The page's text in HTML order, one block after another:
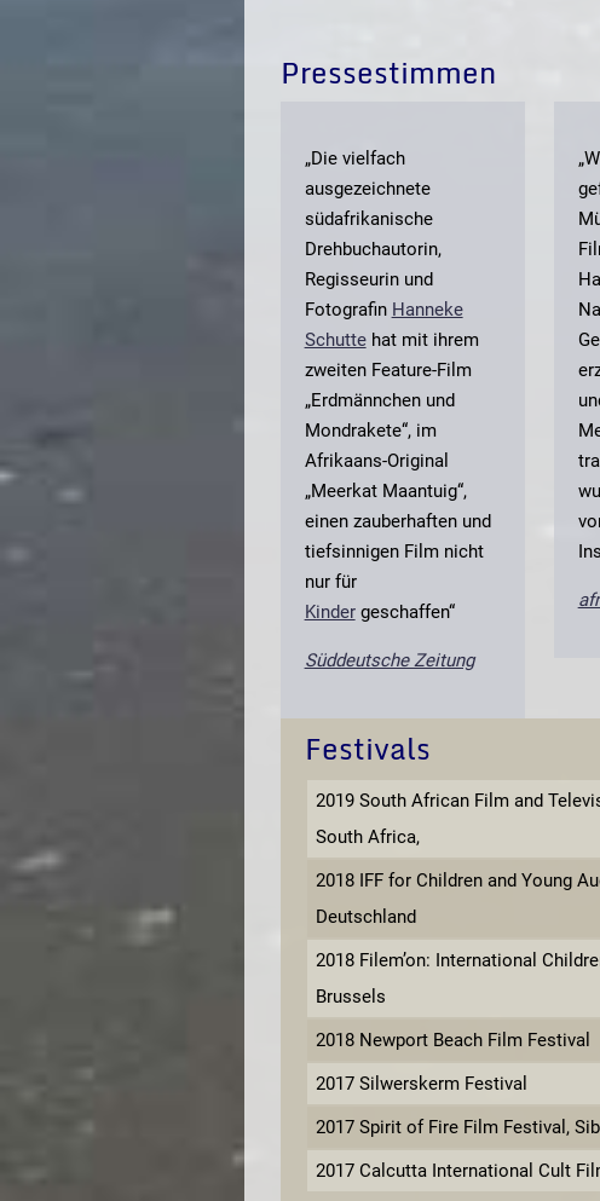
Pressestimmen
„Die vielfach
ausgezeichnete
südafrikanische
Drehbuchautorin,
Regisseurin und
Fotografin Hanneke
Schuttehat mit ihrem
zweiten Feature-Film
„Erdmännchen und
Mondrakete“, im
Afrikaans-Original
„Meerkat Maantuig“,
einen zauberhaften und
tiefsinnigen Film nicht
nur für
Kindergeschaffen“
Süddeutsche Zeitung
Festivals
2019 South African Film and
South Africa,
2018 IFF for Children and Young
Deutschland
2018 Filem’on: International
Brussels
2018 Newport Beach Film Festival
2017 Silwerskerm Festival
2017 Spirit of Fire Film Festival,
2017 Calcutta International Cult